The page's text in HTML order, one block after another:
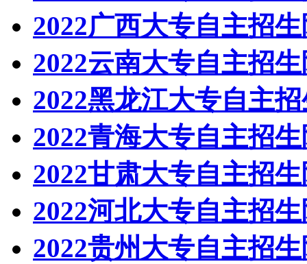
2022广西大专自主招
2022云南大专自主招
2022黑龙江大专自主
2022青海大专自主招
2022甘肃大专自主招
2022河北大专自主招
2022贵州大专自主招